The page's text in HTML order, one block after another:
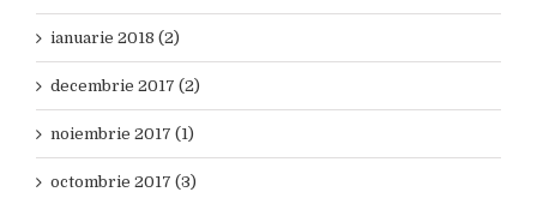
ianuarie 2018 (2)
decembrie 2017 (2)
noiembrie 2017 (1)
octombrie 2017 (3)